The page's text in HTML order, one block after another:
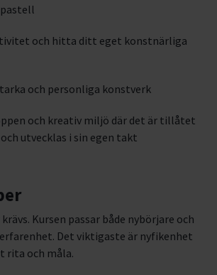
och hitta ditt eget konstnärliga
och personliga konstverk
och kreativ miljö där det är tillåtet
utvecklas i sin egen takt
Kursen passar både nybörjare och
Det viktigaste är nyfikenhet
rita och måla.